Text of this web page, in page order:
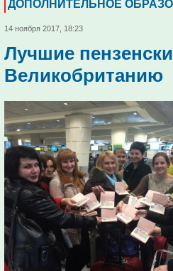
ДОПОЛНИТЕЛЬНОЕ
14 ноября 2017, 18:23
Лучшие
Великобританию